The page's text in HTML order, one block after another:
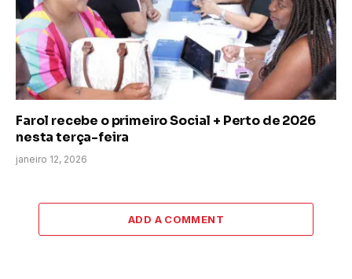
Farol recebe o primeiro Social + Perto de 2026
nesta terça-feira
janeiro 12, 2026
ADD A COMMENT